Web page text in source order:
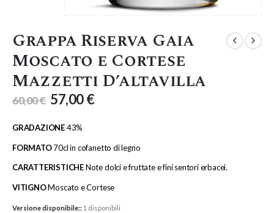
Grappa Riserva Gaia
Moscato e Cortese
Mazzetti D’altavilla
60,00€ 57,00€
GRADAZIONE43%
FORMATO70cl in cofanetto di legno
CARATTERISTICHENote dolci e fruttate e fini sentori erbacei.
VITIGNOMoscato e Cortese
Versione disponibile:: 1 disponibili